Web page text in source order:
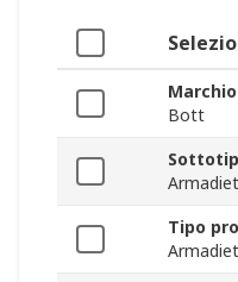
Marchio
Bott
Tipo